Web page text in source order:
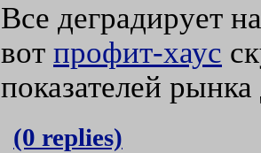
Все деградирует
вот профит-хаус
показателей рынка
(0 replies)